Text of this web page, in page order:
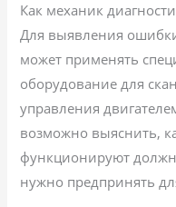
Как механик
Для выявления ошибки
может применять
оборудование для
управления
возможно выяснить,
функционируют
нужно предпринять